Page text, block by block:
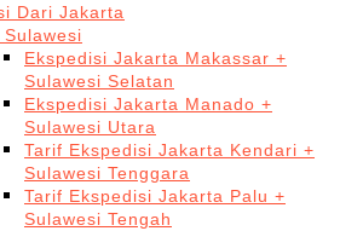
Dari Jakarta
Sulawesi
Ekspedisi Jakarta Makassar +
Sulawesi Selatan
Ekspedisi Jakarta Manado +
Sulawesi Utara
Tarif Ekspedisi Jakarta Kendari +
Sulawesi Tenggara
Tarif Ekspedisi Jakarta Palu +
Sulawesi Tengah